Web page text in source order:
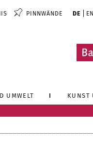
PINNWÄNDE DE EN
UMWELT KUNST